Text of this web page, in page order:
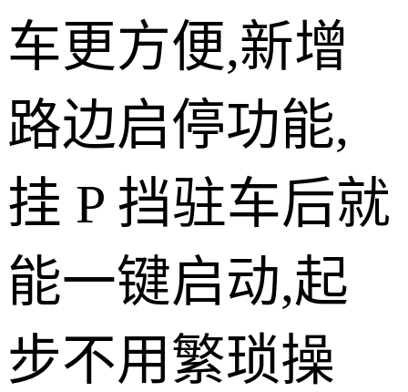
车更方便,新增
路边启停功能,
挂 P 挡驻车后就
能一键启动,起
步不用繁琐操